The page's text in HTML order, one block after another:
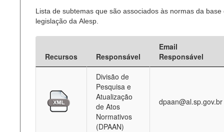
Lista de subtemas que são associados às normas da base
legislação da Alesp.
Recursos Responsável
Email
Responsável
Divisão de
Pesquisa e
Atualização
de Atos
Normativos
(DPAAN)
dpaan@al.sp.gov.br